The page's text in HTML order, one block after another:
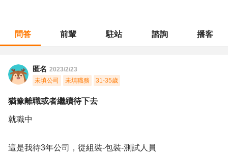
問答 前輩 駐站 諮詢 播客
匿名 2023/2/23
未填公司
未填職務 31-35歲
猶豫離職或者繼續待下去
就職中
這是我待3年公司，從組裝-包裝-測試人員